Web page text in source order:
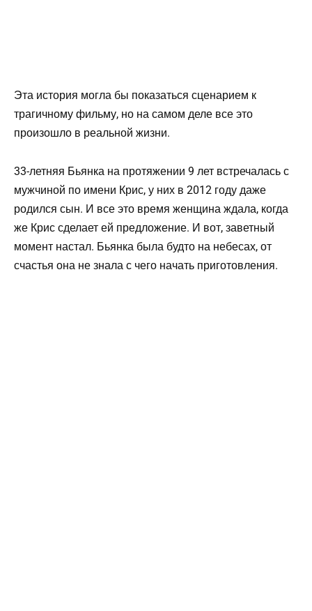
Эта история могла бы показаться сценарием к
трагичному фильму, но на самом деле все это
произошло в реальной жизни.
33-летняя Бьянка на протяжении 9 лет встречалась с
мужчиной по имени Крис, у них в 2012 году даже
родился сын. И все это время женщина ждала, когда
же Крис сделает ей предложение. И вот, заветный
момент настал. Бьянка была будто на небесах, от
счастья она не знала с чего начать приготовления.